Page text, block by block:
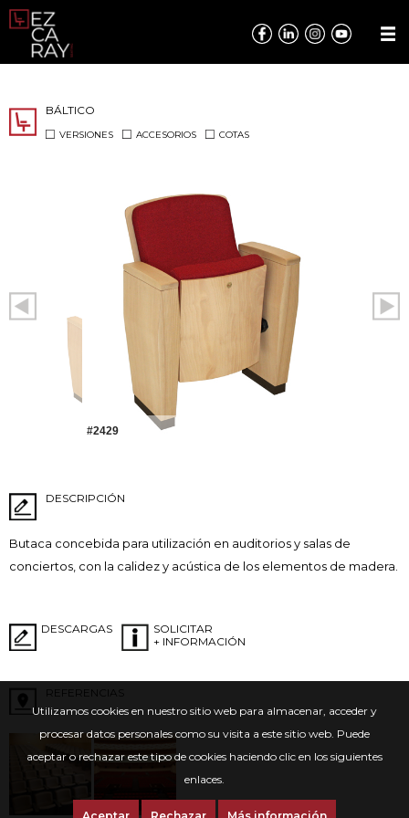
Utilizamos cookies en nuestro sitio web para almacenar, acceder y
procesar datos personales como su visita a este sitio web. Puede
aceptar o rechazar este tipo de cookies haciendo clic en los siguientes
enlaces.
BÁLTICO
VERSIONES ACCESORIOS COTAS
#2429
DESCRIPCIÓN
Butaca concebida para utilización en auditorios y salas de
conciertos, con la calidez y acústica de los elementos de madera.
DESCARGAS
SOLICITAR
+ INFORMACIÓN
REFERENCIAS